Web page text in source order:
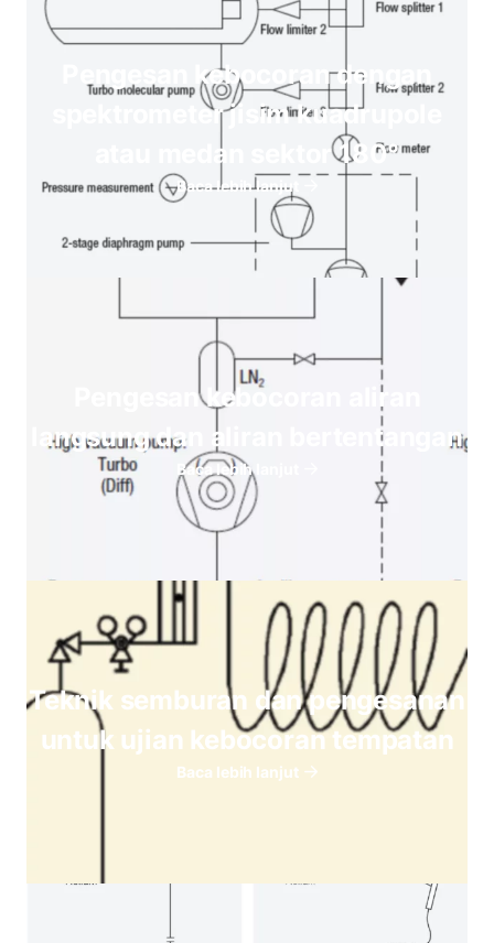
Pengesan kebocoran dengan
spektrometer jisim kuadrupole
atau medan sektor 180°
Baca lebih lanjut
Pengesan kebocoran aliran
langsung dan aliran bertentangan
Baca lebih lanjut
Teknik semburan dan pengesanan
untuk ujian kebocoran tempatan
Baca lebih lanjut